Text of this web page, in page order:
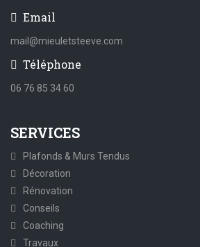
Email
mail@mieuletsteeve.com
Téléphone
06 76 85 34 60
SERVICES
Plafonds & Murs Tendus
Décoration
Rénovation
Conseils
Coaching
Travaux